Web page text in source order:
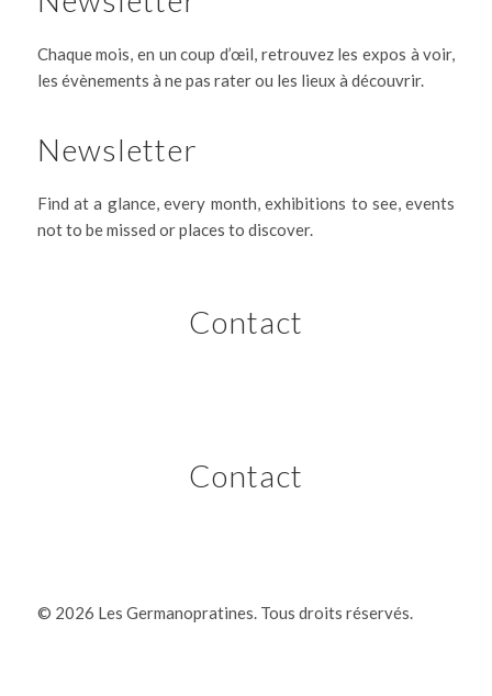
Chaque mois, en un coup d’œil, retrouvez les expos à voir,
les évènements à ne pas rater ou les lieux à découvrir.
Newsletter
Find at a glance, every month, exhibitions to see, events
not to be missed or places to discover.
Contact
Contact
© 2026 Les Germanopratines. Tous droits réservés.